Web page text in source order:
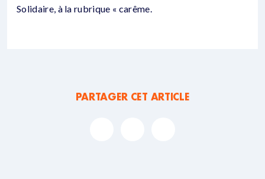
Solidaire, à la rubrique « carême.
PARTAGER CET ARTICLE